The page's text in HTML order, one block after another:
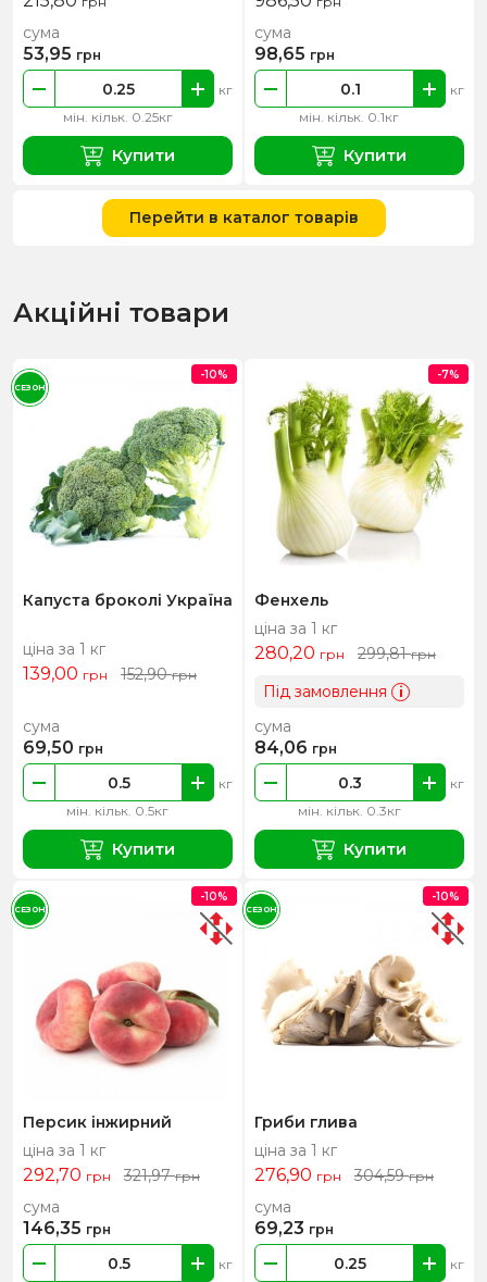
мін. кільк. 0.25кг
кг
сума
53,95 грн
Купити
мін. кільк. 0.1кг
кг
сума
98,65 грн
Купити
Перейти в каталог товарів
Акційні товари
Капуста броколі Україна
ціна за 1 кг
139,00 грн 152,90грн
мін. кільк. 0.5кг
кг
сума
69,50 грн
Купити
-10%
СЕЗОН
Фенхель
ціна за 1 кг
280,20 грн 299,81грн
Під замовлення i
мін. кільк. 0.3кг
кг
сума
84,06 грн
Купити
-7%
Персик інжирний
ціна за 1 кг
292,70 грн 321,97грн
кг
сума
146,35 грн
-10%
СЕЗОН
Гриби глива
ціна за 1 кг
276,90 грн 304,59грн
кг
сума
69,23 грн
-10%
СЕЗОН